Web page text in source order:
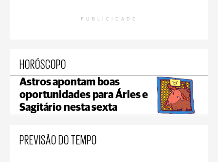
PUBLICIDADE
HORÓSCOPO
Astros apontam boas
oportunidades para Áries e
Sagitário nesta sexta
PREVISÃO DO TEMPO